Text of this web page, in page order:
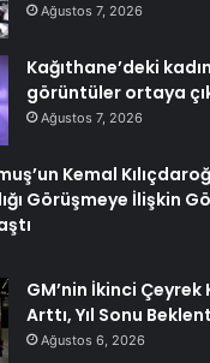
Ağustos 7, 2026
Kağıthane’deki
görüntüler ortaya
Ağustos 7, 2026
Kemal
Görüşmeye İlişkin
GM’nin İkinci Çeyrek
Arttı, Yıl Sonu
Ağustos 6, 2026